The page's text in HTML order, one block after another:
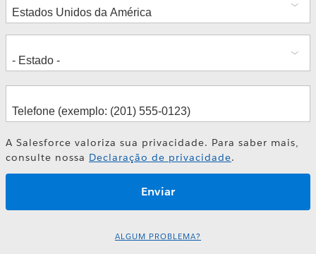
A Salesforce valoriza sua privacidade. Para saber mais,
consulte nossa Declaração de privacidade.
ALGUM PROBLEMA?